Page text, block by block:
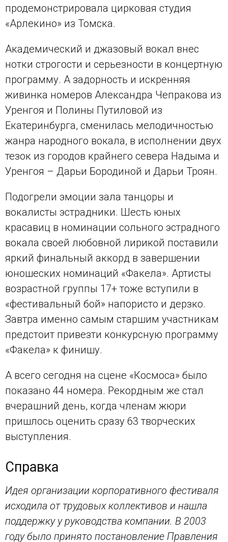
продемонстрировала цирковая студия
«Арлекино» из Томска.
Академический и джазовый вокал внес
нотки строгости и серьезности в концертную
программу. А задорность и искренняя
живинка номеров Александра Чепракова из
Уренгоя и Полины Путиловой из
Екатеринбурга, сменилась мелодичностью
жанра народного вокала, в исполнении двух
тезок из городов крайнего севера Надыма и
Уренгоя – Дарьи Бородиной и Дарьи Троян.
Подогрели эмоции зала танцоры и
вокалисты эстрадники. Шесть юных
красавиц в номинации сольного эстрадного
вокала своей любовной лирикой поставили
яркий финальный аккорд в завершении
юношеских номинаций «Факела». Артисты
возрастной группы 17+ тоже вступили в
«фестивальный бой» напористо и дерзко.
Завтра именно самым старшим участникам
предстоит привезти конкурсную программу
«Факела» к финишу.
А всего сегодня на сцене «Космоса» было
показано 44 номера. Рекордным же стал
вчерашний день, когда членам жюри
пришлось оценить сразу 63 творческих
выступления.
Справка
Идея организации корпоративного фестиваля
исходила от трудовых коллективов и нашла
поддержку у руководства компании. В 2003
году было принято постановление Правления